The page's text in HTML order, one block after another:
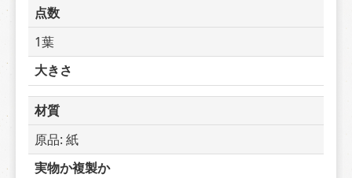
点数
1葉
大きさ
材質
原品: 紙
実物か複製か